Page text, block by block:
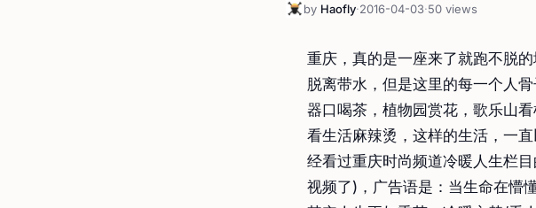
by Haofly·2016-04-03·50 views
重庆，真的是一座来了就跑不脱
脱离带水，但是这里的每一个人
器口喝茶，植物园赏花，歌乐山
看生活麻辣烫，这样的生活，一
经看过重庆时尚频道冷暖人生栏
视频了)，广告语是：当生命在懵